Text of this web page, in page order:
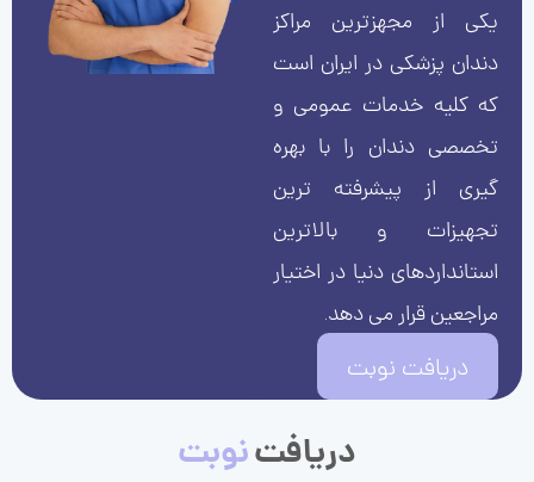
یکی از مجهزترین مراکز
دندان پزشکی در ایران است
که کلیه خدمات عمومی و
تخصصی دندان را با بهره
گیری از پیشرفته ترین
تجهیزات و بالاترین
استانداردهای دنیا در اختیار
مراجعین قرار می دهد.
دریافت نوبت
دریافتنوبت